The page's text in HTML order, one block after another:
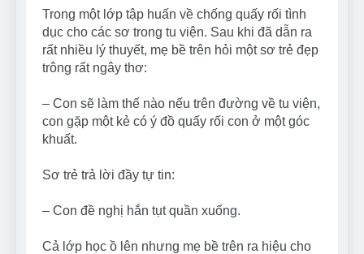
Trong một lớp tập huấn về chống quấy rối tình
dục cho các sơ trong tu viện. Sau khi đã dẫn ra
rất nhiều lý thuyết, mẹ bề trên hỏi một sơ trẻ đẹp
trông rất ngây thơ:
– Con sẽ làm thế nào nếu trên đường về tu viện,
con gặp một kẻ có ý đồ quấy rối con ở một góc
khuất.
Sơ trẻ trả lời đầy tự tin:
– Con đề nghị hắn tụt quần xuống.
Cả lớp học ồ lên nhưng mẹ bề trên ra hiệu cho